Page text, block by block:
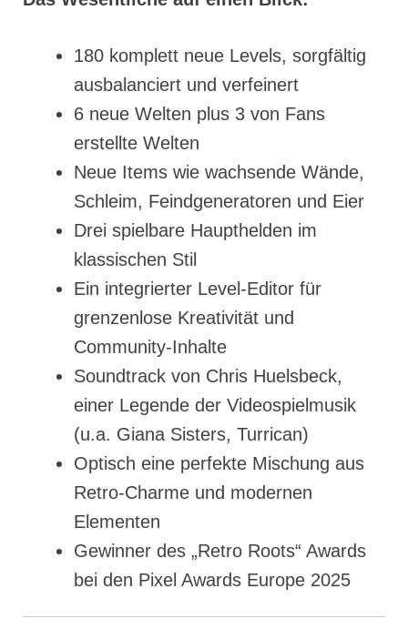
180 komplett neue Levels, sorgfältig
ausbalanciert und verfeinert
6 neue Welten plus 3 von Fans
erstellte Welten
Neue Items wie wachsende Wände,
Schleim, Feindgeneratoren und Eier
Drei spielbare Haupthelden im
klassischen Stil
Ein integrierter Level-Editor für
grenzenlose Kreativität und
Community-Inhalte
Soundtrack von Chris Huelsbeck,
einer Legende der Videospielmusik
(u.a. Giana Sisters, Turrican)
Optisch eine perfekte Mischung aus
Retro-Charme und modernen
Elementen
Gewinner des „Retro Roots“ Awards
bei den Pixel Awards Europe 2025